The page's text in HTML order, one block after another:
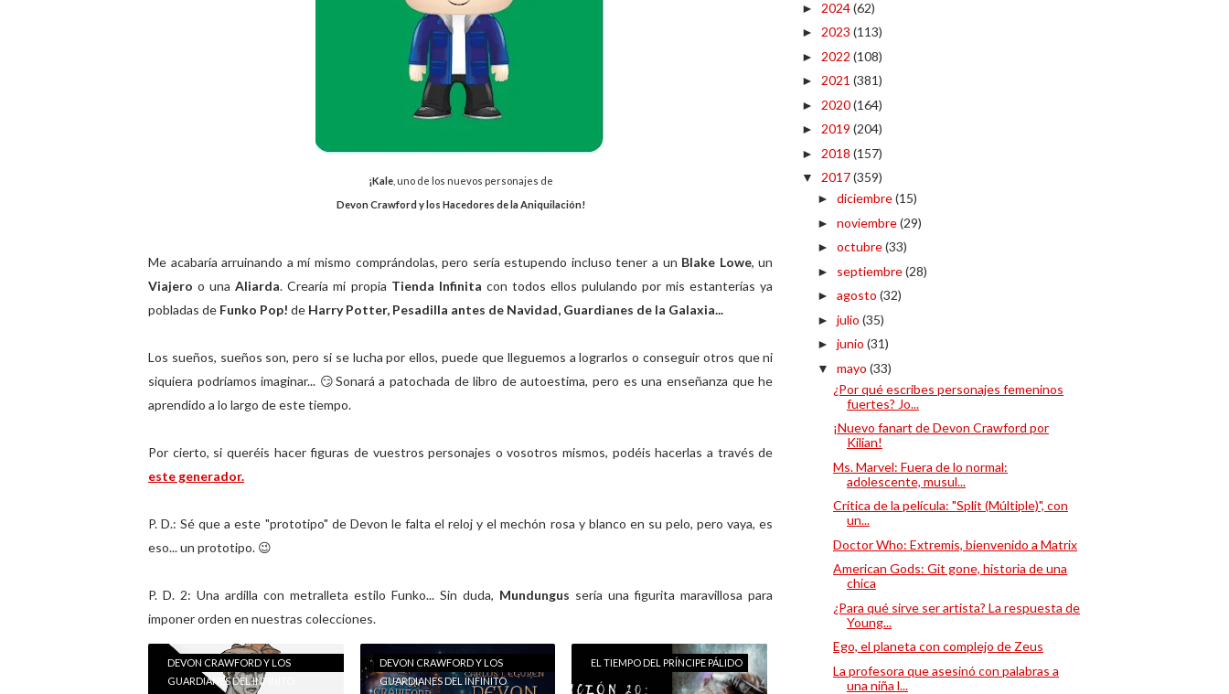
¡Kale, uno de los nuevos personajes de
Devon Crawford y los Hacedores de la Aniquilación!
Me acabaría arruinando a mí mismo comprándolas, pero sería estupendo incluso tener a un Blake Lowe, un
Viajeroo unaAliarda. Crearía mi propia Tienda Infinita con todos ellos pululando por mis estanterías ya
pobladas de Funko Pop! de Harry Potter, Pesadilla antes de Navidad, Guardianes de la Galaxia...
Los sueños, sueños son, pero si se lucha por ellos, puede que lleguemos a lograrlos o conseguir otros que ni
siquiera podríamos imaginar... 😏Sonará a patochada de libro de autoestima, pero es una enseñanza que he
aprendido a lo largo de este tiempo.
Por cierto, si queréis hacer figuras de vuestros personajes o vosotros mismos, podéis hacerlas a través de
este generador.
P. D.: Sé que a este "prototipo" de Devon le falta el reloj y el mechón rosa y blanco en su pelo, pero vaya, es
eso... un prototipo. 😉
P. D. 2: Una ardilla con metralleta estilo Funko... Sin duda, Mundungus sería una figurita maravillosa para
imponer orden en nuestras colecciones.
DEVON CRAWFORD Y LOS
GUARDIANES DEL INFINITO
DEVON CRAWFORD Y LOS
GUARDIANES DEL INFINITO
EL TIEMPO DEL PRÍNCIPE PÁLIDO
► 2024(62)
► 2023 (113)
► 2022 (108)
► 2021 (381)
► 2020(164)
► 2019 (204)
► 2018 (157)
▼ 2017(359)
► diciembre(15)
► noviembre(29)
► octubre(33)
► septiembre(28)
► agosto (32)
► julio (35)
► junio (31)
▼ mayo (33)
¿Por qué escribes personajes femeninos
fuertes? Jo...
¡Nuevo fanart de Devon Crawford por
Kilian!
Ms. Marvel: Fuera de lo normal:
adolescente, musul...
Crítica de la película: "Split (Múltiple)", con
un...
Doctor Who: Extremis, bienvenido a Matrix
American Gods: Git gone, historia de una
chica
¿Para qué sirve ser artista? La respuesta de
Young...
Ego, el planeta con complejo de Zeus
La profesora que asesinó con palabras a
una niña l...